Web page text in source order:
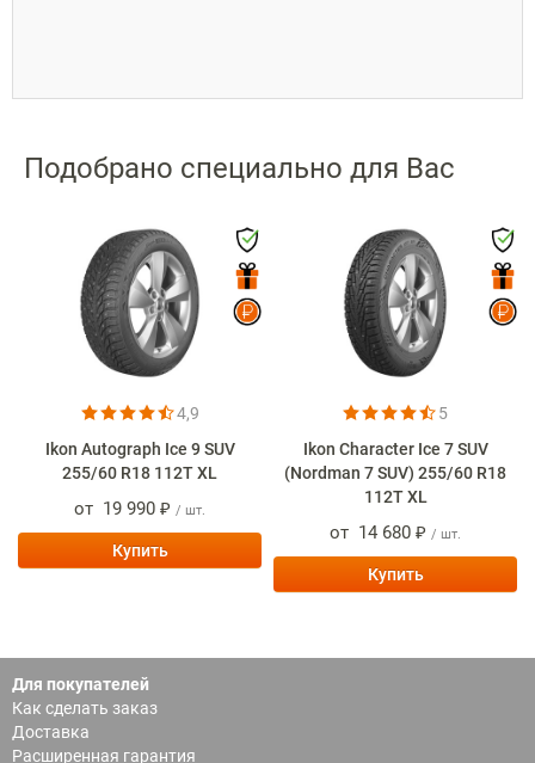
Подобрано специально для Вас
4,9
Ikon Autograph Ice 9 SUV
255/60 R18 112T XL
от 19 990 ₽ / шт.
Купить
5
Ikon Character Ice 7 SUV
(Nordman 7 SUV) 255/60 R18
112T XL
от 14 680 ₽ / шт.
Купить
Для покупателей
Как сделать заказ
Доставка
Расширенная гарантия